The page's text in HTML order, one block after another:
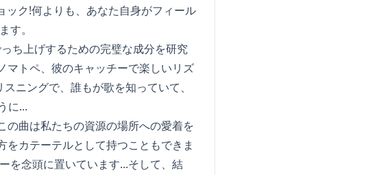
ク!何よりも、あなた自身がフィール
す。
ち上げするための完璧な成分を研究
マトペ、彼のキャッチーで楽しいリズ
ニングで、誰もが歌を知っていて、
に...
の曲は私たちの資源の場所への愛着を
カテーテルとして持つこともできま
を念頭に置いています...そして、結